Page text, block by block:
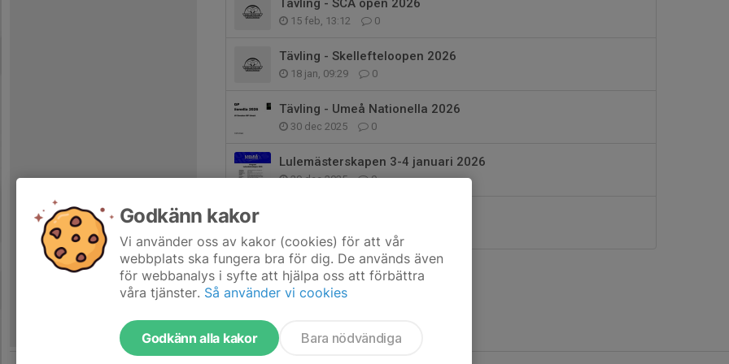
Tävling - SCA open 2026
15 feb, 13:12 0
Tävling - Skellefteloopen 2026
18 jan, 09:29 0
Tävling - Umeå Nationella 2026
30 dec 2025 0
Lulemästerskapen 3-4 januari 2026
29 dec 2025 0
Godkänn kakor
Vi använder oss av kakor (cookies) för att vår
webbplats ska fungera bra för dig. De används även
för webbanalys i syfte att hjälpa oss att förbättra
våra tjänster. Så använder vi cookies
Godkänn alla kakor Bara nödvändiga